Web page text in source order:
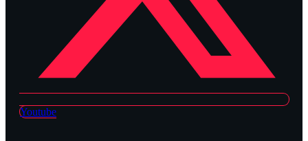
Youtube